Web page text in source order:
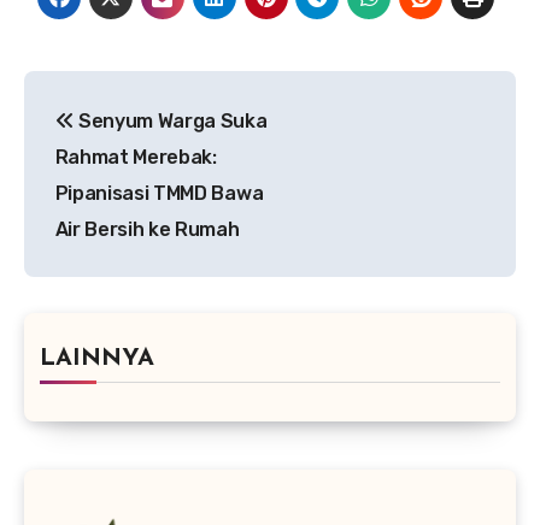
pos
Senyum Warga Suka
Rahmat Merebak:
Pipanisasi TMMD Bawa
Air Bersih ke Rumah
LAINNYA